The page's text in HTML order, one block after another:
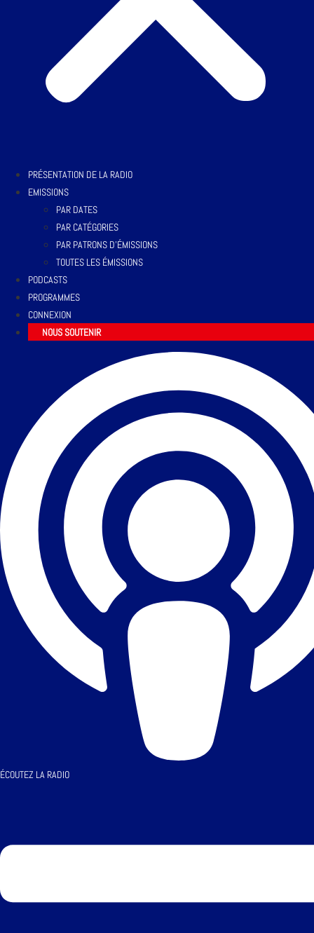
PRÉSENTATION DE LA RADIO
EMISSIONS
PAR DATES
PAR CATÉGORIES
PAR PATRONS D’ÉMISSIONS
TOUTES LES ÉMISSIONS
PODCASTS
PROGRAMMES
CONNEXION
NOUS SOUTENIR
ÉCOUTEZ LA RADIO